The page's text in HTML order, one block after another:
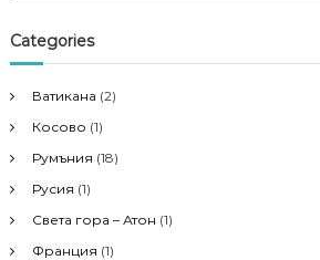
r
c
f
o
r
Categories
Ватикана (2)
Косово (1)
Румъния (18)
Русия (1)
Света гора – Атон (1)
Франция (1)